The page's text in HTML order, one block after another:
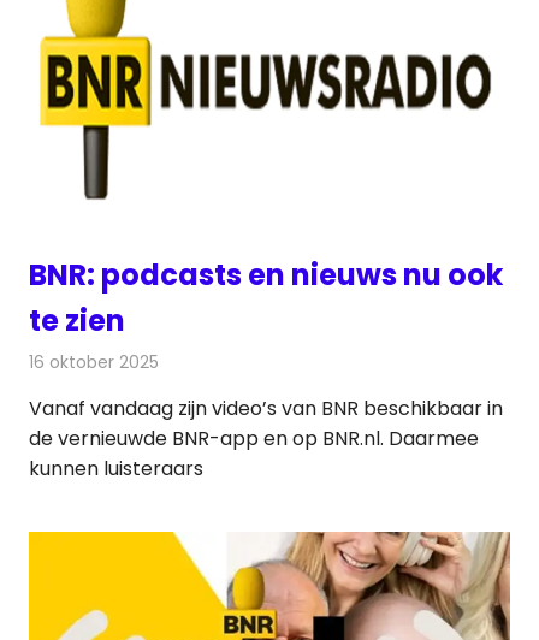
BNR: podcasts en nieuws nu ook
te zien
16 oktober 2025
Vanaf vandaag zijn video’s van BNR beschikbaar in
de vernieuwde BNR-app en op BNR.nl. Daarmee
kunnen luisteraars